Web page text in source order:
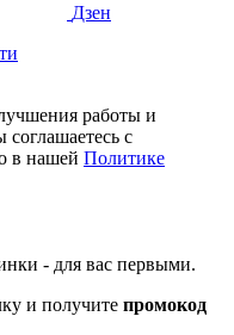
Дзен
работы и
с
в нашей Политике
- для вас первыми.
и получите промокод